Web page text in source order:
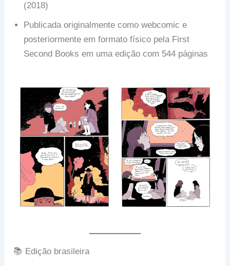
(2018)
Publicada originalmente como webcomic e
posteriormente em formato físico pela First
Second Books em uma edição com 544 páginas
📚 Edição brasileira